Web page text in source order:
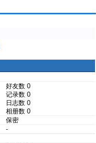
好友数 0
记录数 0
日志数 0
相册数 0
保密
-